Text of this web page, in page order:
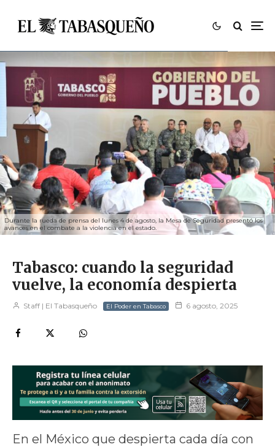
Durante la rueda de prensa del lunes 4 de agosto, la Mesa de Seguridad presentó los
avances en el combate a la violencia en el estado.
Tabasco: cuando la seguridad
vuelve, la economía despierta
Staff | El Tabasqueño El Poder en Tabasco 6 agosto, 2025
En el México que despierta cada día con